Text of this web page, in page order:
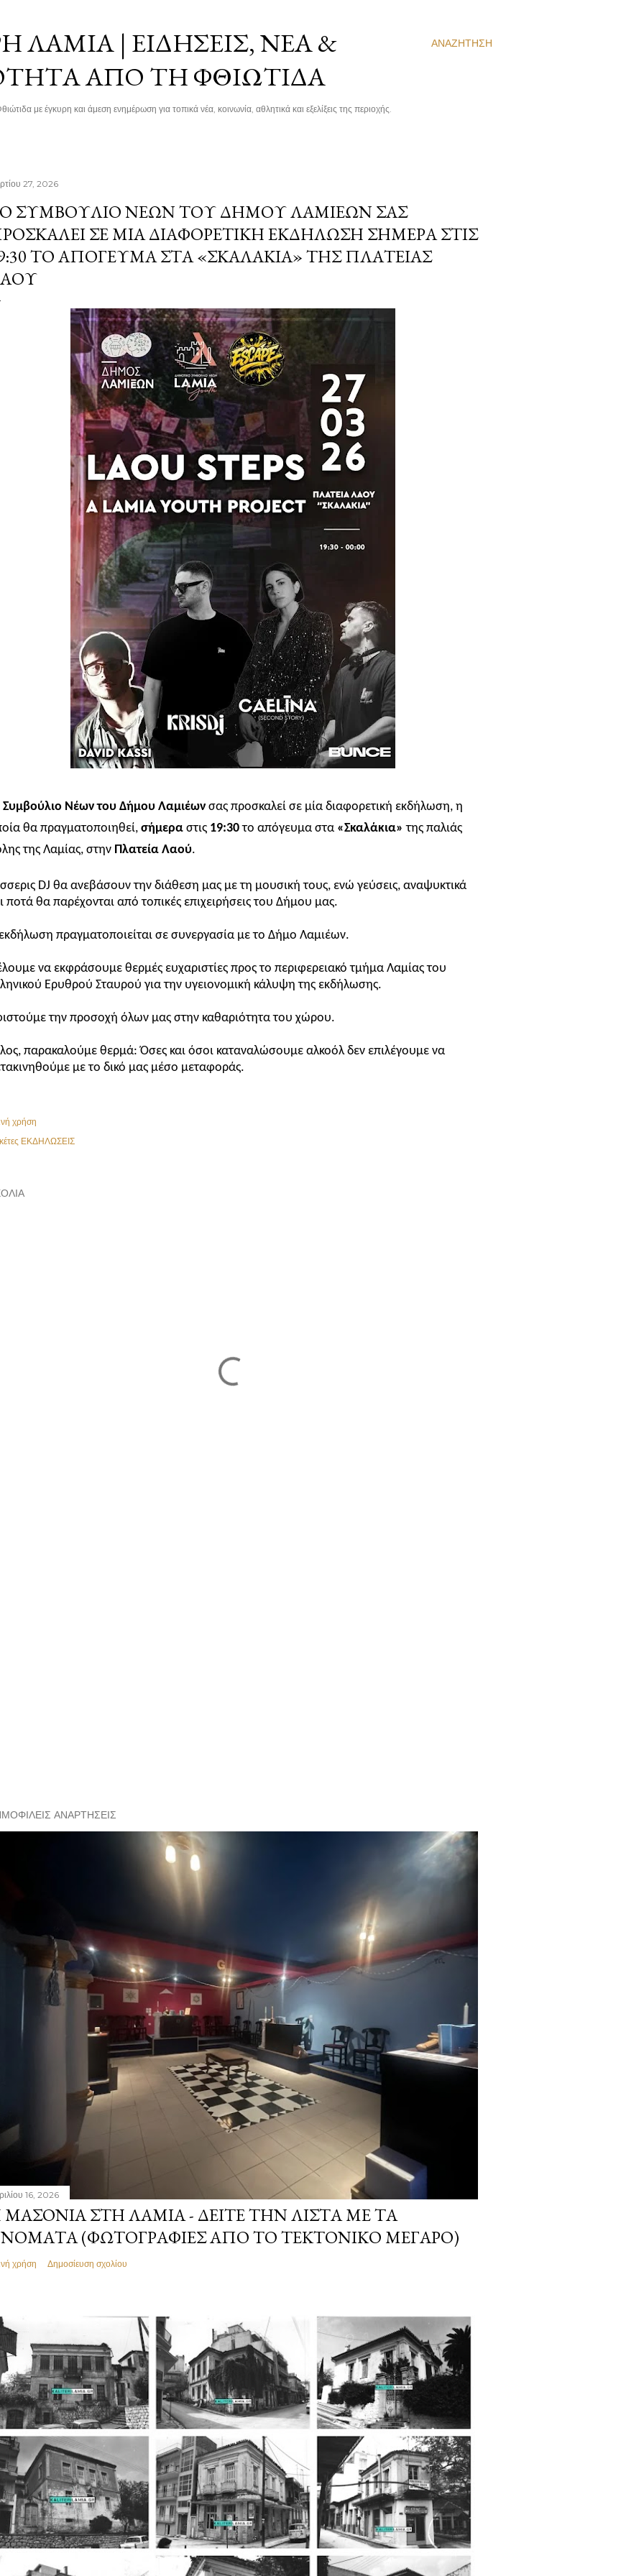
ΑΝΑΖΉΤΗΣΗ
ΛΑΜΊΑ | ΕΙΔΉΣΕΙΣ, ΝΈΑ &
ΑΠΌ ΤΗ ΦΘΙΏΤΙΔΑ
με έγκυρη και άμεση ενημέρωση για τοπικά νέα, κοινωνία, αθλητικά και εξελίξεις της περιοχής.
27, 2026
ΣΥΜΒΟΎΛΙΟ ΝΈΩΝ ΤΟΥ ΔΉΜΟΥ ΛΑΜΙΈΩΝ ΣΑΣ
ΣΕ ΜΊΑ ΔΙΑΦΟΡΕΤΙΚΉ ΕΚΔΉΛΩΣΗ ΣΉΜΕΡΑ ΣΤΙΣ
ΤΟ ΑΠΌΓΕΥΜΑ ΣΤΑ «ΣΚΑΛΆΚΙΑ» ΤΗΣ ΠΛΑΤΕΊΑΣ
Συμβούλιο Νέων του Δήμου Λαμιέων σας προσκαλεί σε μία διαφορετική εκδήλωση, η
θα πραγματοποιηθεί, σήμερα στις 19:30το απόγευμα στα «Σκαλάκια» της παλιάς
της Λαμίας, στην Πλατεία Λαού.
DJ θα ανεβάσουν την διάθεση μας με τη μουσική τους, ενώ γεύσεις, αναψυκτικά
ποτά θα παρέχονται από τοπικές επιχειρήσεις του Δήμου μας.
πραγματοποιείται σε συνεργασία με το Δήμο Λαμιέων.
να εκφράσουμε θερμές ευχαριστίες προς το περιφερειακό τμήμα Λαμίας του
Ερυθρού Σταυρού για την υγειονομική κάλυψη της εκδήλωσης.
την προσοχή όλων μας στην καθαριότητα του χώρου.
παρακαλούμε θερμά: Όσες και όσοι καταναλώσουμε αλκοόλ δεν επιλέγουμε να
με το δικό μας μέσο μεταφοράς.
χρήση
ΕΚΔΗΛΩΣΕΙΣ
ΑΝΑΡΤΉΣΕΙΣ
16, 2026
ΣΤΗ ΛΑΜΊΑ - ΔΕΊΤΕ ΤΗΝ ΛΊΣΤΑ ΜΕ ΤΑ
(ΦΩΤΟΓΡΑΦΊΕΣ ΑΠΌ ΤΟ ΤΕΚΤΟΝΙΚΌ ΜΈΓΑΡΟ)
χρήση Δημοσίευση σχολίου